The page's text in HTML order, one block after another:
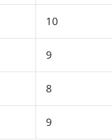
10
9
8
9